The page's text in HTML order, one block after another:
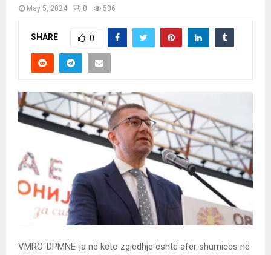
May 5, 2024 0 506
SHARE 0
VMRO-DPMNE-ja në këto zgjedhje është afër shumicës në